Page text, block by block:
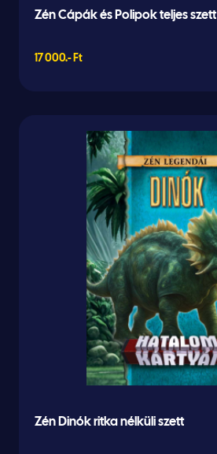
Zén Cápák és Polipok teljes szett
17 000.- Ft
Zén Dinók ritka nélküli szett